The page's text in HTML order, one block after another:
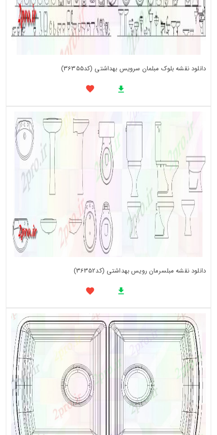
دانلود نقشه بلوک مبلمان سرویس بهداشتی (کد36355)
دانلود نقشه مبلسرمان رویس بهداشتی (کد36352)